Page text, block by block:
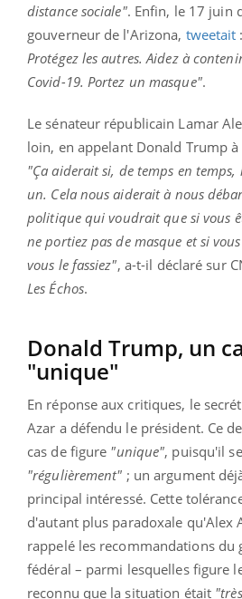
distance sociale". Enfin, le 17 juin
gouverneur de l'Arizona, tweetait :
Protégez les autres. Aidez à
Covid-19. Portez un masque".
Le sénateur républicain Lamar
loin, en appelant Donald Trump
"Ça aiderait si, de temps en
un. Cela nous aiderait à nous
politique qui voudrait que si vous
ne portiez pas de masque et si
vous le fassiez", a-t-il déclaré sur
Les Échos.
Donald Trump, un
"unique"
En réponse aux critiques, le
Azar a défendu le président. Ce
cas de figure "unique", puisqu'il
"régulièrement" ; un argument
principal intéressé. Cette
d'autant plus paradoxale qu'Alex
rappelé les recommandations du
fédéral – parmi lesquelles figure
reconnu que la situation était